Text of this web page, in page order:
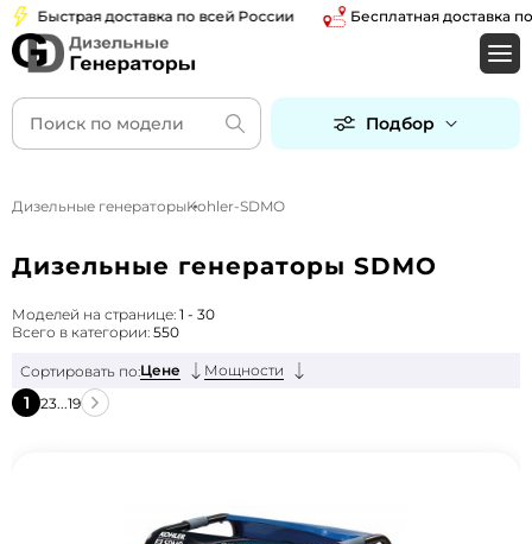
доставка по всей России Бесплатная доставка по
Подбор
Дизельные генераторыKohler-SDMO
Дизельные генераторы SDMO
Моделей на странице: 1 - 30
Всего в категории: 550
Сортировать по:Цене Мощности
1 23...19